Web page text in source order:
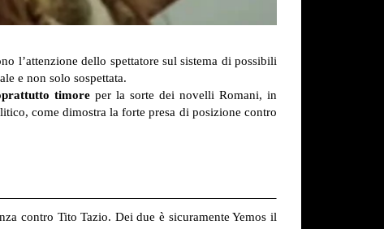
l’attenzione dello spettatore sul sistema di possibili
e non solo sospettata.
timoreper la sorte dei novelli Romani, in
come dimostra la forte presa di posizione contro
contro Tito Tazio. Dei due è sicuramente Yemos il